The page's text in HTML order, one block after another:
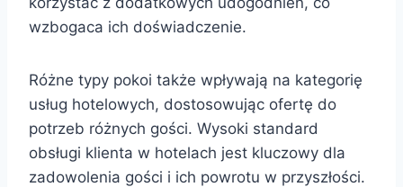
wzbogaca ich doświadczenie.
Różne typy pokoi także wpływają na kategorię
usług hotelowych, dostosowując ofertę do
potrzeb różnych gości. Wysoki standard
obsługi klienta w hotelach jest kluczowy dla
zadowolenia gości i ich powrotu w przyszłości.